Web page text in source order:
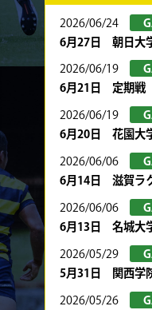
2026/06/24
6月27日 朝日大
2026/06/19
6月21日 定期戦
2026/06/19
6月20日 花園大
2026/06/06
6月14日 滋賀ラ
2026/06/06
6月13日 名城大
2026/05/29
5月31日 関西学
2026/05/26